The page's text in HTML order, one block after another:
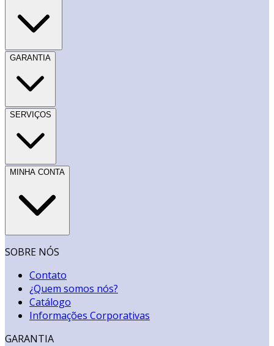
GARANTIA
SERVIÇOS
MINHA CONTA
SOBRE NÓS
Contato
¿Quem somos nós?
Catálogo
Informações Corporativas
GARANTIA